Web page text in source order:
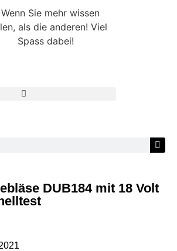
DUB184 mit 18 Volt